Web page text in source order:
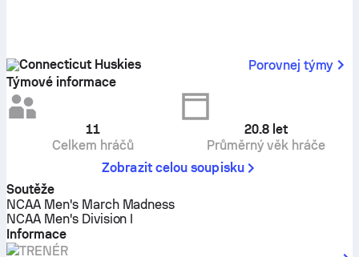
Connecticut Huskies
Porovnej týmy
Týmové informace
11
Celkem hráčů
20.8 let
Průměrný věk hráče
Zobrazit celou soupisku
Soutěže
NCAA Men's March Madness
NCAA Men's Division I
Informace
TRENÉR